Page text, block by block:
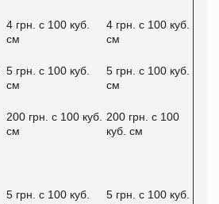
4 грн. с 100 куб.
см
4 грн. с 100 куб.
см
5 грн. с 100 куб.
см
5 грн. с 100 куб.
см
200 грн. с 100 куб.
см
200 грн. с 100
куб. см
5 грн. с 100 куб.
5 грн. с 100 куб.